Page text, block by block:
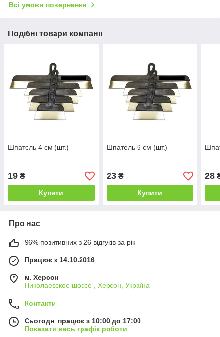
Всі умови повернення
Подібні товари компанії
Шпатель 4 см (шт.)
19 ₴
Купити
Шпатель 6 см (шт.)
23₴
Купити
28
Про нас
96% позитивних з 26 відгуків за рік
Працює з 14.10.2016
м. Херсон
Николаевское шоссе , Херсон, Україна
Контакти
Сьогодні працює з 10:00 до 17:00
Показати весь графік роботи